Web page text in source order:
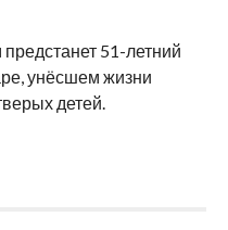
51-летний
унёсшем жизни
детей.